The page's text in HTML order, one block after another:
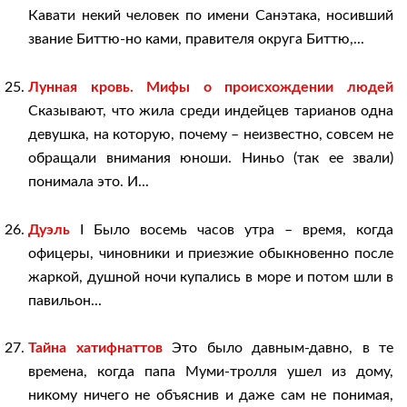
Кавати некий человек по имени Санэтака, носивший
звание Биттю-но ками, правителя округа Биттю,...
Лунная кровь. Мифы о происхождении людей
Сказывают, что жила среди индейцев тарианов одна
девушка, на которую, почему – неизвестно, совсем не
обращали внимания юноши. Ниньо (так ее звали)
понимала это. И...
Дуэль I Было восемь часов утра – время, когда
офицеры, чиновники и приезжие обыкновенно после
жаркой, душной ночи купались в море и потом шли в
павильон...
Тайна хатифнаттовЭто было давным-давно, в те
времена, когда папа Муми-тролля ушел из дому,
никому ничего не объяснив и даже сам не понимая,